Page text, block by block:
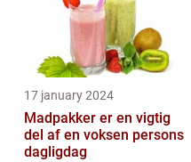
17 january 2024
Madpakker er en vigtig
del af en voksen persons
dagligdag